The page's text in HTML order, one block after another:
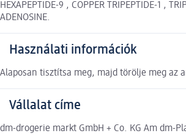
HEXAPEPTIDE-9 , COPPER TRIPEPTIDE-1 ,
ADENOSINE.
Használati információk
Alaposan tisztítsa meg, majd törölje meg az
Vállalat címe
dm-drogerie markt GmbH + Co. KG Am dm-